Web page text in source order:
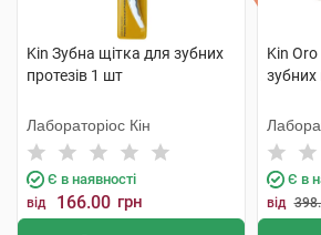
Kin Зубна щітка для зубних
протезів 1 шт
Лабораторіос Кін
Є в наявності
від 166.00 грн
Kin Oro
зубних
Є в
від